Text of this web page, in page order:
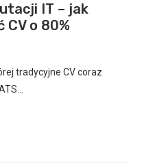
IT – jak
o 80%
tradycyjne CV coraz